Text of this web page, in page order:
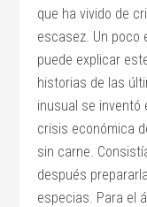
que ha vivido de
escasez. Un poco
puede explicar
historias de las
inusual se inventó
crisis económica
sin carne.
después
especias. Para el